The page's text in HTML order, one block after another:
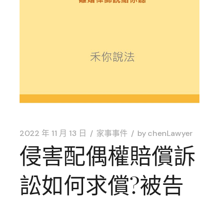
2022 年 11 月 13 日 家事事件 bychenLawyer
侵害配偶權賠償訴
訟如何求償?被告